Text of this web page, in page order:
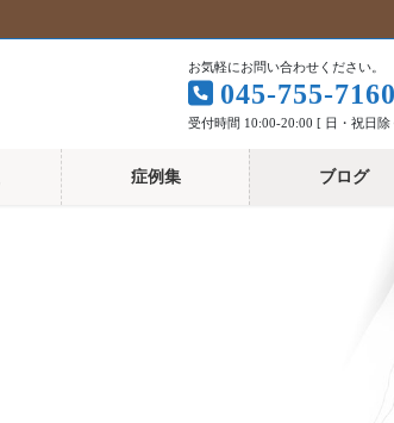
お気軽にお問い合わせください。
045-755-7160
受付時間 10:00-20:00 [ 日・祝日除
症例集 ブログ